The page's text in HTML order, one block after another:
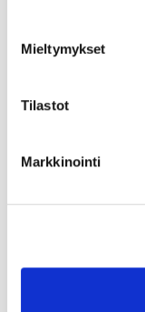
Mieltymykset
Tilastot
Markkinointi